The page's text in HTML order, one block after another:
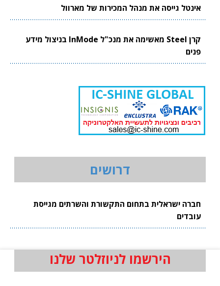
אינטל גייסה את מנהל המכירות של מארוול
קרן Steel מאשימה את מנכ"ל InMode בניצול מידע
פנים
דרושים
חברה ישראלית בתחום התקשורת והשרתים מגייסת
עובדים
הירשמו לניוזלטר שלנו